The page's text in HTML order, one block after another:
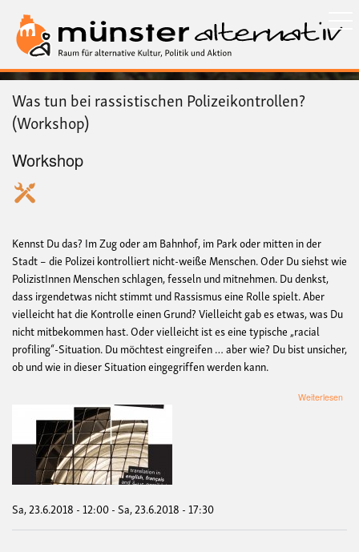
zum
Inhalt
Was tun bei rassistischen Polizeikontrollen?
(Workshop)
Workshop
Kennst Du das? Im Zug oder am Bahnhof, im Park oder mitten in der
Stadt – die Polizei kontrolliert nicht-weiße Menschen. Oder Du siehst wie
PolizistInnen Menschen schlagen, fesseln und mitnehmen. Du denkst,
dass irgendetwas nicht stimmt und Rassismus eine Rolle spielt. Aber
vielleicht hat die Kontrolle einen Grund? Vielleicht gab es etwas, was Du
nicht mitbekommen hast. Oder vielleicht ist es eine typische „racial
profiling“-Situation. Du möchtest eingreifen … aber wie? Du bist unsicher,
ob und wie in dieser Situation eingegriffen werden kann.
Weiterlesen
Sa, 23.6.2018 - 12:00-Sa, 23.6.2018 - 17:30